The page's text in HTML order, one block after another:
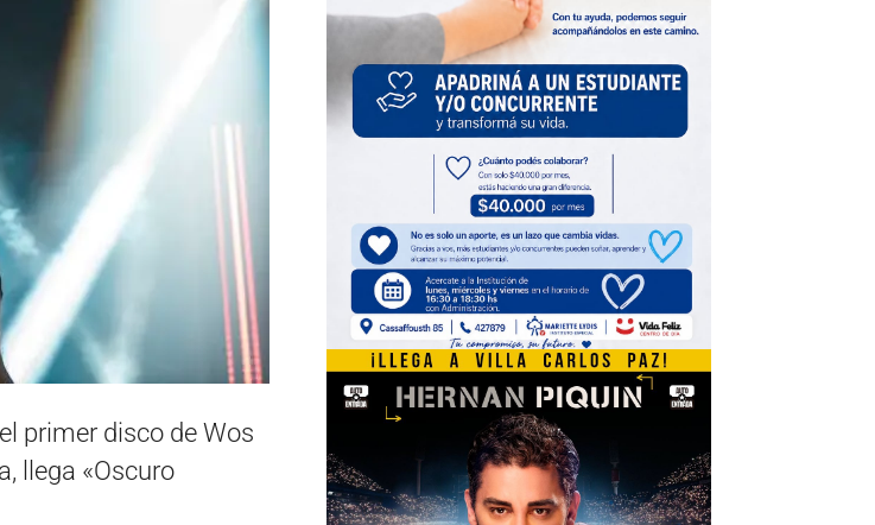
primer disco de Wos
llega «Oscuro